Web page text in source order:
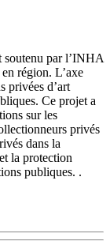
soutenu par l’INHA
région. L’axe
privées d’art
Ce projet a
sur les
privés
dans la
la protection
publiques. .